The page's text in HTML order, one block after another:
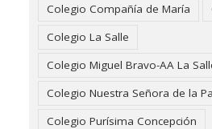
Colegio Compañía de María
Colegio La Salle
Colegio Miguel Bravo-AA La
Colegio Nuestra Señora de la
Colegio Purísima Concepción